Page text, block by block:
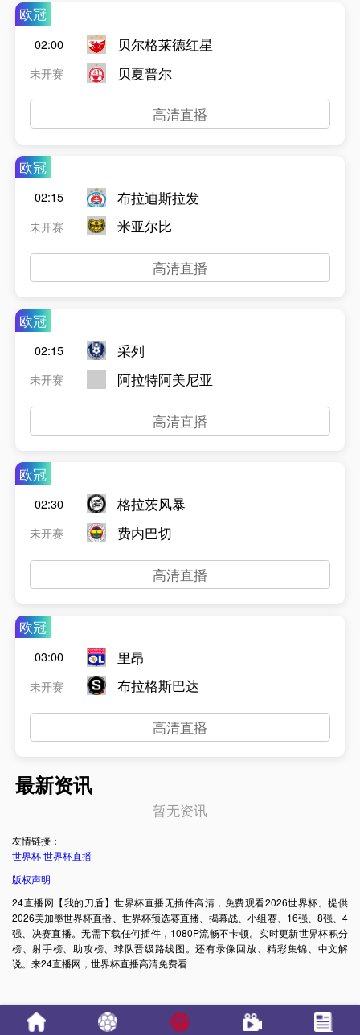
欧冠
02:00
未开赛
贝尔格莱德红星
贝夏普尔
高清直播
欧冠
02:15
未开赛
布拉迪斯拉发
米亚尔比
高清直播
欧冠
02:15
未开赛
采列
阿拉特阿美尼亚
高清直播
欧冠
02:30
未开赛
格拉茨风暴
费内巴切
高清直播
欧冠
03:00
未开赛
里昂
布拉格斯巴达
高清直播
最新资讯
暂无资讯
友情链接：
世界杯世界杯直播
版权声明
24直播网【我的刀盾】世界杯直播无插件高清，免费观看2026世界杯。提供
2026美加墨世界杯直播、世界杯预选赛直播、揭幕战、小组赛、16强、8强、4
强、决赛直播。无需下载任何插件，1080P流畅不卡顿。实时更新世界杯积分
榜、射手榜、助攻榜、球队晋级路线图。还有录像回放、精彩集锦、中文解
说。来24直播网，世界杯直播高清免费看